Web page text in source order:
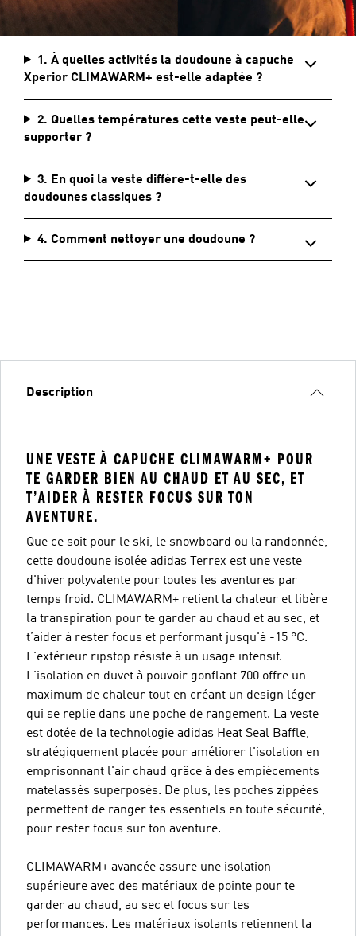
1. À quelles activités la doudoune à capuche
Xperior CLIMAWARM+ est-elle adaptée ?
2. Quelles températures cette veste peut-elle
supporter ?
3. En quoi la veste diffère-t-elle des
doudounes classiques ?
4. Comment nettoyer une doudoune ?
Description
UNE VESTE À CAPUCHE CLIMAWARM+ POUR
TE GARDER BIEN AU CHAUD ET AU SEC, ET
T’AIDER À RESTER FOCUS SUR TON
AVENTURE.
Que ce soit pour le ski, le snowboard ou la randonnée,
cette doudoune isolée adidas Terrex est une veste
d'hiver polyvalente pour toutes les aventures par
temps froid. CLIMAWARM+ retient la chaleur et libère
la transpiration pour te garder au chaud et au sec, et
t’aider à rester focus et performant jusqu'à -15 °C.
L'extérieur ripstop résiste à un usage intensif.
L'isolation en duvet à pouvoir gonflant 700 offre un
maximum de chaleur tout en créant un design léger
qui se replie dans une poche de rangement. La veste
est dotée de la technologie adidas Heat Seal Baffle,
stratégiquement placée pour améliorer l'isolation en
emprisonnant l'air chaud grâce à des empiècements
matelassés superposés. De plus, les poches zippées
permettent de ranger tes essentiels en toute sécurité,
pour rester focus sur ton aventure.
CLIMAWARM+ avancée assure une isolation
supérieure avec des matériaux de pointe pour te
garder au chaud, au sec et focus sur tes
performances. Les matériaux isolants retiennent la